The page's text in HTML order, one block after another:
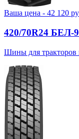
Ваша цена - 42 120
420/70R24 БЕЛ-
Шины для тракторов